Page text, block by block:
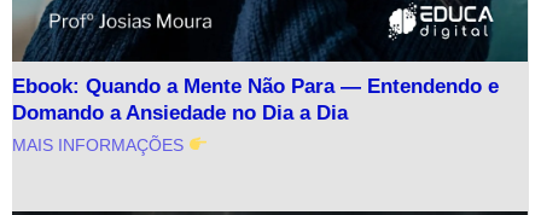
Ebook: Quando a Mente Não Para — Entendendo e
Domando a Ansiedade no Dia a Dia
MAIS INFORMAÇÕES